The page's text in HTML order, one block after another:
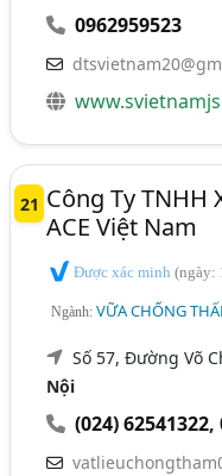
0962959523
21 Công Ty TNHH
ACE Việt Nam
Được xác minh(ngày:
Ngành:VỮA CHỐNG
Số 57, Đường Võ
Nội
(024) 62541322,